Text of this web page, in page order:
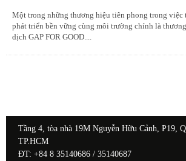
Một trong những thương hiệu tiên phong trong việc
phát triển bền vững cùng môi trường chính là
dịch GAP FOR GOOD....
Tầng 4, tòa nhà 19M Nguyễn Hữu Cảnh, P19,
TP.HCM
ĐT: +84 8 35140686 / 35140687